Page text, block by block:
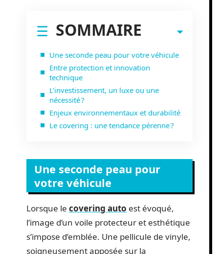
SOMMAIRE
Une seconde peau pour votre véhicule
Entre protection et innovation
technique
L’investissement, un luxe ou une
nécessité ?
Enjeux environnementaux et durabilité
Le covering : une tendance pérenne ?
Une seconde peau pour
votre véhicule
Lorsque le covering auto est évoqué,
l’image d’un voile protecteur et esthétique
s’impose d’emblée. Une pellicule de vinyle,
soigneusement apposée sur la